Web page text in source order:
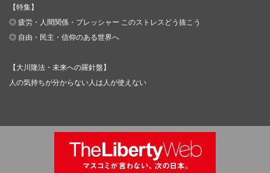
【特集】
◎ 疲労・人間関係・プレッシャー このストレスどう抜こう
◎ 自由・民主・信仰のある世界へ
【大川隆法・未来への羅針盤】
人の気持ちが分からない人は人が使えない